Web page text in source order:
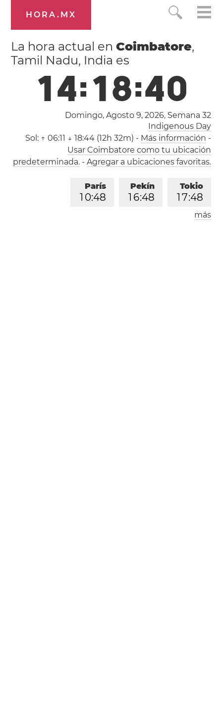
HORA.MX
La hora actual enCoimbatore,
Tamil Nadu, India es
14:18:40
Domingo, Agosto 9, 2026, Semana 32
Indigenous Day
Sol: ↑ 06:11 ↓ 18:44 (12h 32m) - Más información -
Usar Coimbatore como tu ubicación
predeterminada.- Agregar a ubicaciones favoritas.
Tokio
1 7:48
Pekín
1 6:48
París
1 0:48
Londres
más